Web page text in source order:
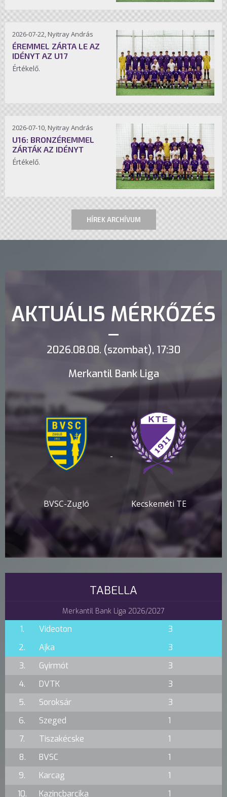
2026-07-22, Nyitray András
ÉREMMEL ZÁRTA LE AZ
IDÉNYT AZ U17
Értékelő.
2026-07-10, Nyitray András
U16: BRONZÉREMMEL
ZÁRTÁK AZ IDÉNYT
Értékelő.
HÍREK ARCHÍVUM
AKTUÁLIS MÉRKŐZÉS
2026.08.08. (szombat), 17:30
Merkantil Bank Liga
BVSC-Zugló
-
Kecskeméti TE
TABELLA
Merkantil Bank Liga 2026/2027
1. Videoton
3
2.
Ajka
3
3.
Gyirmót
3
4.
DVTK
3
5.
Soroksár
3
6.
Szeged
1
7.
Tiszakécske
1
8.
BVSC
1
9.
Karcag
1
10.
Kazincbarcika 1